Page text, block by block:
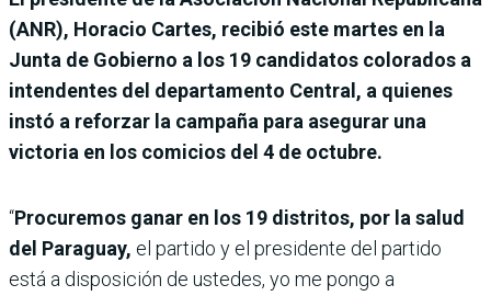
(ANR), Horacio Cartes, recibió este martes en la
Junta de Gobierno a los 19 candidatos colorados a
intendentes del departamento Central, a quienes
instó a reforzar la campaña para asegurar una
victoria en los comicios del 4 de octubre.
“Procuremos ganar en los 19 distritos, por la salud
del Paraguay, el partido y el presidente del partido
está a disposición de ustedes, yo me pongo a